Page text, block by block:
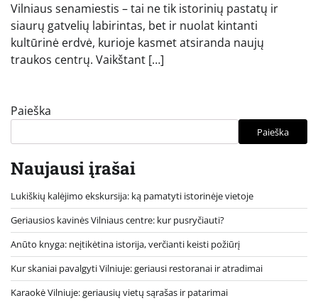
Vilniaus senamiestis – tai ne tik istorinių pastatų ir
siaurų gatvelių labirintas, bet ir nuolat kintanti
kultūrinė erdvė, kurioje kasmet atsiranda naujų
traukos centrų. Vaikštant […]
Paieška
Paieška
Naujausi įrašai
Lukiškių kalėjimo ekskursija: ką pamatyti istorinėje vietoje
Geriausios kavinės Vilniaus centre: kur pusryčiauti?
Anūto knyga: neįtikėtina istorija, verčianti keisti požiūrį
Kur skaniai pavalgyti Vilniuje: geriausi restoranai ir atradimai
Karaokė Vilniuje: geriausių vietų sąrašas ir patarimai